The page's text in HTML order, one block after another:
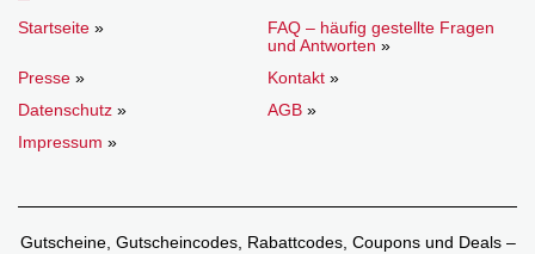
Startseite »
FAQ – häufig gestellte Fragen
und Antworten »
Presse » Kontakt »
Datenschutz » AGB »
Impressum »
Gutscheine, Gutscheincodes, Rabattcodes, Coupons und Deals –